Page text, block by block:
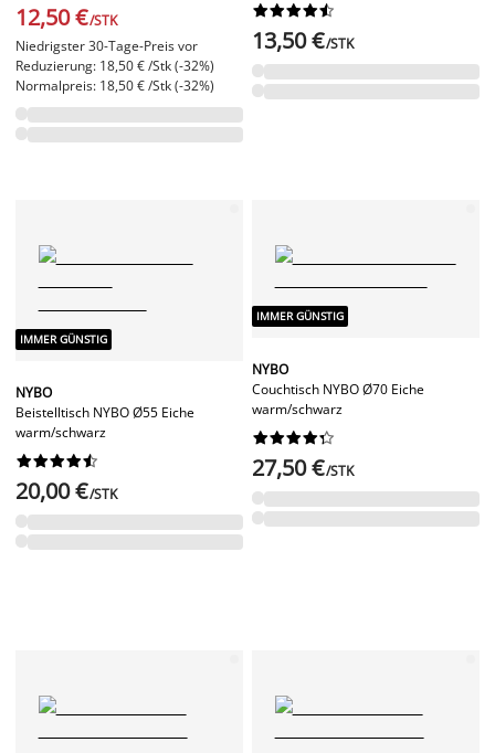
12,50 €/STK
Niedrigster 30-Tage-Preis vor
Reduzierung: 18,50 € /Stk (-32%)
Normalpreis: 18,50 € /Stk (-32%)






13,50 €/STK
IMMER GÜNSTIG
NYBO
Beistelltisch NYBO Ø55 Eiche
warm/schwarz






20,00 €/STK
IMMER GÜNSTIG
NYBO
Couchtisch NYBO Ø70 Eiche
warm/schwarz






27,50 €/STK